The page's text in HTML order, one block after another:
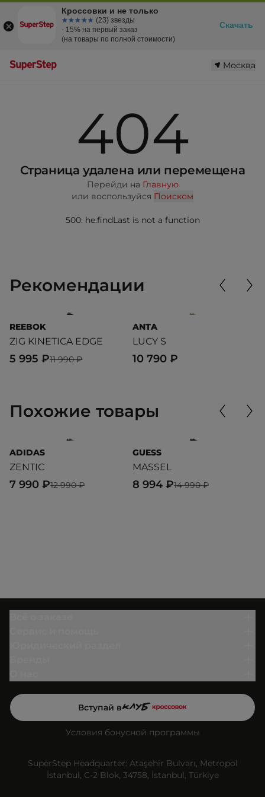
Москва
404
Страница удалена или перемещена
Перейди на Главную
или воспользуйся Поиском
500: he.findLast is not a function
Рекомендации
REEBOK
ZIG KINETICA EDGE
11 990 ₽
5 995 ₽
ANTA
LUCY S
10 790 ₽
Похожие товары
ADIDAS
ZENTIC
12 990 ₽
7 990 ₽
GUESS
MASSEL
14 990 ₽
8 994 ₽
Вступай в
Условия бонусной программы
SuperStep Headquarter: Ataşehir Bulvarı, Metropol
İstanbul, C-2 Blok, 34758, İstanbul, Türkiye
Кроссовки и не только
☆☆☆☆☆
★★★★★ (23) звезды
- 15% на первый заказ
(на товары по полной стоимости)
Скачать